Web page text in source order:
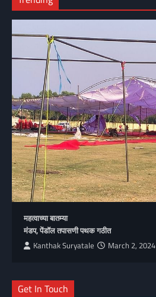
महत्वाच्या बातम्या
मंडप, पेंडॉल तपासणी पथक गठीत
Kanthak Suryatale March 2, 2024
Get In Touch